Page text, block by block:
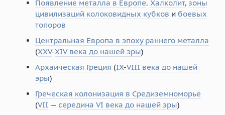
Появление металла в Европе. Халколит, зоны
цивилизаций колоковидных кубков и боевых
топоров
Центральная Европа в эпоху раннего металла
(XXV-XIV века до нашей эры)
Архаическая Греция (IX-VIII века до нашей
эры)
Греческая колонизация в Средиземноморье
(VII — середина VI века до нашей эры)